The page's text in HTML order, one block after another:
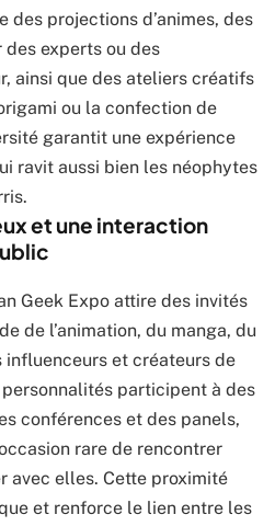
des projections d’animes, des
experts ou des
ainsi que des ateliers créatifs
ou la confection de
garantit une expérience
ravit aussi bien les néophytes
et une interaction
Geek Expo attire des invités
de l’animation, du manga, du
influenceurs et créateurs de
participent à des
conférences et des panels,
rare de rencontrer
avec elles. Cette proximité
et renforce le lien entre les